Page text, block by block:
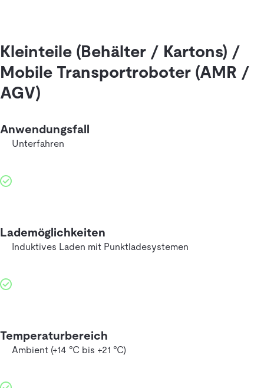
Kleinteile (Behälter / Kartons) /
Mobile Transportroboter (AMR /
AGV)
Anwendungsfall
Unterfahren
Lademöglichkeiten
Induktives Laden mit Punktladesystemen
Temperaturbereich
Ambient (+14 °C bis +21 °C)